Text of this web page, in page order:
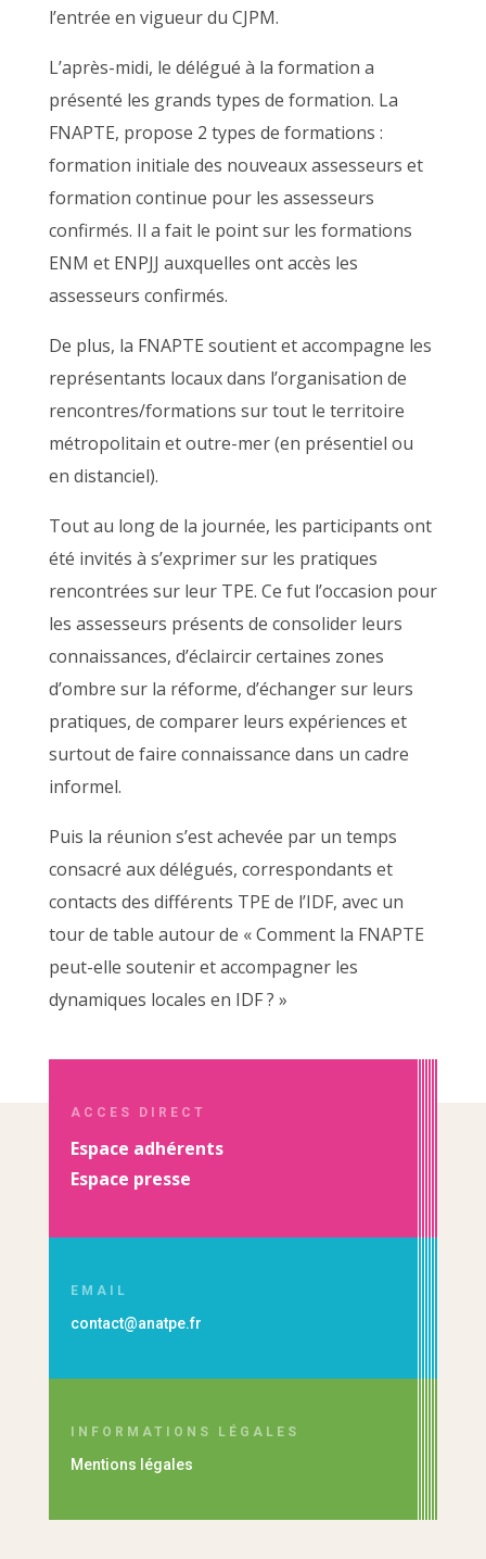
l’entrée en vigueur du CJPM.
L’après-midi, le délégué à la formation a
présenté les grands types de formation. La
FNAPTE, propose 2 types de formations :
formation initiale des nouveaux assesseurs et
formation continue pour les assesseurs
confirmés. Il a fait le point sur les formations
ENM et ENPJJ auxquelles ont accès les
assesseurs confirmés.
De plus, la FNAPTE soutient et accompagne les
représentants locaux dans l’organisation de
rencontres/formations sur tout le territoire
métropolitain et outre-mer (en présentiel ou
en distanciel).
Tout au long de la journée, les participants ont
été invités à s’exprimer sur les pratiques
rencontrées sur leur TPE. Ce fut l’occasion pour
les assesseurs présents de consolider leurs
connaissances, d’éclaircir certaines zones
d’ombre sur la réforme, d’échanger sur leurs
pratiques, de comparer leurs expériences et
surtout de faire connaissance dans un cadre
informel.
Puis la réunion s’est achevée par un temps
consacré aux délégués, correspondants et
contacts des différents TPE de l’IDF, avec un
tour de table autour de « Comment la FNAPTE
peut-elle soutenir et accompagner les
dynamiques locales en IDF ? »
ACCES DIRECT
Espace adhérents
Espace presse
EMAIL
contact@anatpe.fr
INFORMATIONS LÉGALES
Mentions légales